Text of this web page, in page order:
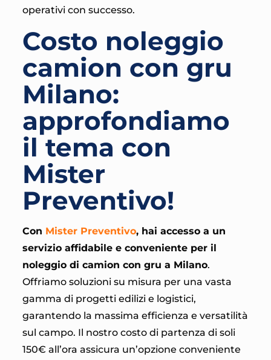
operativi con successo.
Costo noleggio
camion con gru
Milano:
approfondiamo
il tema con
Mister
Preventivo!
Con Mister Preventivo, hai accesso a un
servizio affidabile e conveniente per il
noleggio di camion con gru a Milano.
Offriamo soluzioni su misura per una vasta
gamma di progetti edilizi e logistici,
garantendo la massima efficienza e versatilità
sul campo. Il nostro costo di partenza di soli
150€ all’ora assicura un’opzione conveniente